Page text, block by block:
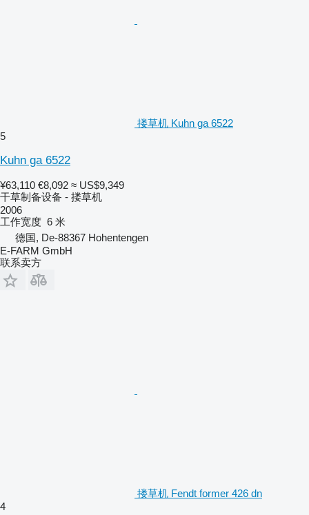
搂草机 Kuhn ga 6522
5
Kuhn ga 6522
¥63,110 €8,092 ≈ US$9,349
干草制备设备 - 搂草机
2006
工作宽度 6 米
德国, De-88367 Hohentengen
E-FARM GmbH
联系卖方
搂草机 Fendt former 426 dn
4